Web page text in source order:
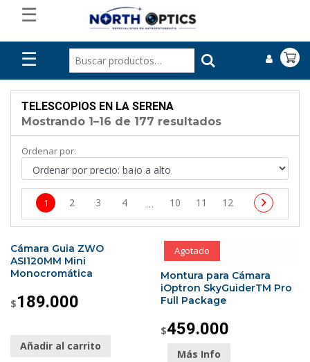
☰
☰
TELESCOPIOS EN LA SERENA
Mostrando 1–16 de 177 resultados
Ordenar por:
1 2 3 4 … 10 11 12
Cámara Guia ZWO
ASI120MM Mini
Monocromática
$189.000
Añadir al carrito
Agotado
Montura para Cámara
iOptron SkyGuiderTM Pro
Full Package
$459.000
Más Info